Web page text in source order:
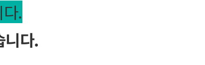
.
니다.